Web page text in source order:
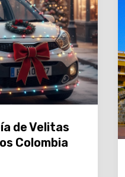
de Velitas
Colombia